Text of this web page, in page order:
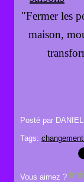
"Fermer les
maison,
Posté par
Tags:
Vous aimez ?